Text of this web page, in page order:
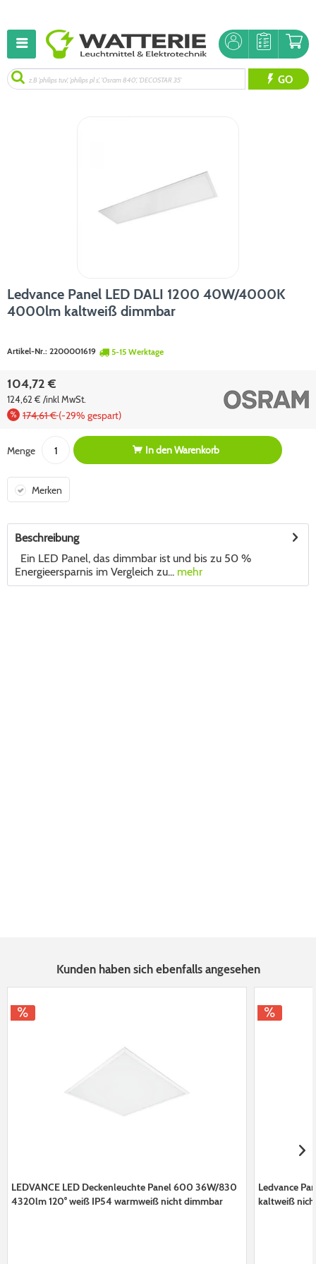
GO
Ledvance Panel LED DALI 1200 40W/4000K
4000lm kaltweiß dimmbar
Artikel-Nr.: 2200001619 5-15 Werktage
104,72 €
124,62 € /inkl MwSt.
174,61 €(-29% gespart)
Menge In denWarenkorb
Merken
Beschreibung
Ein LED Panel, das dimmbar ist und bis zu 50 %
Energieersparnis im Vergleich zu... mehr
Kunden haben sich ebenfalls angesehen
LEDVANCE LED Deckenleuchte Panel 600 36W/830
4320lm 120° weiß IP54 warmweiß nicht dimmbar
Ledvance
kaltweiß